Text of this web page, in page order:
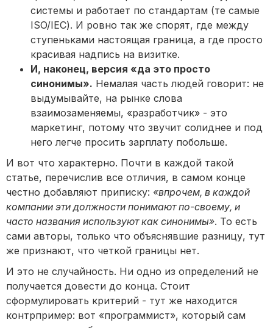
системы и работает по стандартам (те самые
ISO/IEC). И ровно так же спорят, где между
ступеньками настоящая граница, а где просто
красивая надпись на визитке.
И, наконец, версия «да это просто
синонимы». Немалая часть людей говорит: не
выдумывайте, на рынке слова
взаимозаменяемы, «разработчик» - это
маркетинг, потому что звучит солиднее и под
него легче просить зарплату побольше.
И вот что характерно. Почти в каждой такой
статье, перечислив все отличия, в самом конце
честно добавляют приписку: «впрочем, в каждой
компании эти должности понимают по-своему, и
часто названия используют как синонимы». То есть
сами авторы, только что объяснявшие разницу, тут
же признают, что четкой границы нет.
И это не случайность. Ни одно из определений не
получается довести до конца. Стоит
сформулировать критерий - тут же находится
контрпример: вот «программист», который сам